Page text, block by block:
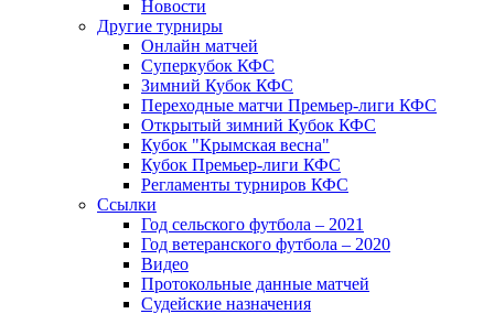
Новости
Другие турниры
Онлайн матчей
Суперкубок КФС
Зимний Кубок КФС
Переходные матчи Премьер-лиги КФС
Открытый зимний Кубок КФС
Кубок "Крымская весна"
Кубок Премьер-лиги КФС
Регламенты турниров КФС
Ссылки
Год сельского футбола – 2021
Год ветеранского футбола – 2020
Видео
Протокольные данные матчей
Судейские назначения